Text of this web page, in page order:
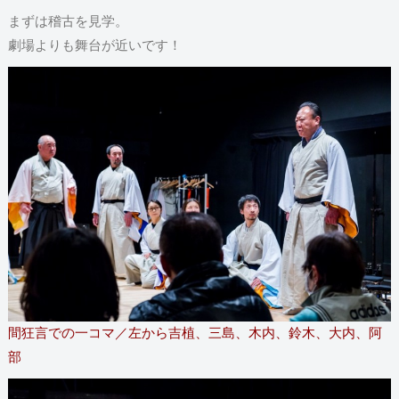
まずは稽古を見学。
劇場よりも舞台が近いです！
間狂言での一コマ／左から吉植、三島、木内、鈴木、大内、阿
部